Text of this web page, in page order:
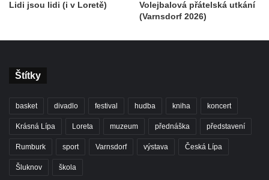
Lidi jsou lidi (i v Loretě)
Volejbalová přátelská utkání
(Varnsdorf 2026)
Štítky
basket divadlo festival hudba kniha koncert
Krásná Lípa Loreta muzeum přednáška představení
Rumburk sport Varnsdorf výstava Česká Lípa
Šluknov škola